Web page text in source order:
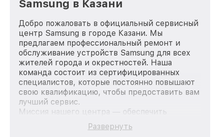
Samsung в Казани
Добро пожаловать в официальный сервисный
центр Samsung в городе Казани. Мы
предлагаем профессиональный ремонт и
обслуживание устройств Samsung для всех
жителей города и окрестностей. Наша
команда состоит из сертифицированных
специалистов, которые постоянно повышают
свою квалификацию, чтобы предоставить вам
лучший сервис.
Миссия нашего центра — обеспечить
качественный и доступный ремонт для
каждого пользователя продукции Samsung,
Развернуть